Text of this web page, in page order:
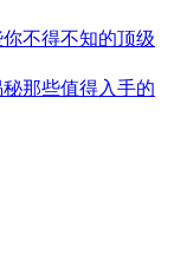
不得不知的顶级
那些值得入手的